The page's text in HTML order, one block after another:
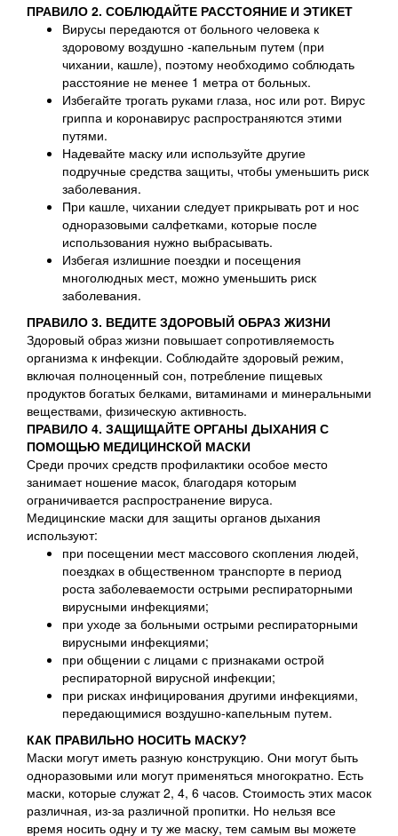
ПРАВИЛО 2. СОБЛЮДАЙТЕ РАССТОЯНИЕ И ЭТИКЕТ
Вирусы передаются от больного человека к
здоровому воздушно -капельным путем (при
чихании, кашле), поэтому необходимо соблюдать
расстояние не менее 1 метра от больных.
Избегайте трогать руками глаза, нос или рот. Вирус
гриппа и коронавирус распространяются этими
путями.
Надевайте маску или используйте другие
подручные средства защиты, чтобы уменьшить риск
заболевания.
При кашле, чихании следует прикрывать рот и нос
одноразовыми салфетками, которые после
использования нужно выбрасывать.
Избегая излишние поездки и посещения
многолюдных мест, можно уменьшить риск
заболевания.
ПРАВИЛО 3. ВЕДИТЕ ЗДОРОВЫЙ ОБРАЗ ЖИЗНИ
Здоровый образ жизни повышает сопротивляемость
организма к инфекции. Соблюдайте здоровый режим,
включая полноценный сон, потребление пищевых
продуктов богатых белками, витаминами и минеральными
веществами, физическую активность.
ПРАВИЛО 4. ЗАЩИЩАЙТЕ ОРГАНЫ ДЫХАНИЯ С
ПОМОЩЬЮ МЕДИЦИНСКОЙ МАСКИ
Среди прочих средств профилактики особое место
занимает ношение масок, благодаря которым
ограничивается распространение вируса.
Медицинские маски для защиты органов дыхания
используют:
при посещении мест массового скопления людей,
поездках в общественном транспорте в период
роста заболеваемости острыми респираторными
вирусными инфекциями;
при уходе за больными острыми респираторными
вирусными инфекциями;
при общении с лицами с признаками острой
респираторной вирусной инфекции;
при рисках инфицирования другими инфекциями,
передающимися воздушно-капельным путем.
КАК ПРАВИЛЬНО НОСИТЬ МАСКУ?
Маски могут иметь разную конструкцию. Они могут быть
одноразовыми или могут применяться многократно. Есть
маски, которые служат 2, 4, 6 часов. Стоимость этих масок
различная, из-за различной пропитки. Но нельзя все
время носить одну и ту же маску, тем самым вы можете